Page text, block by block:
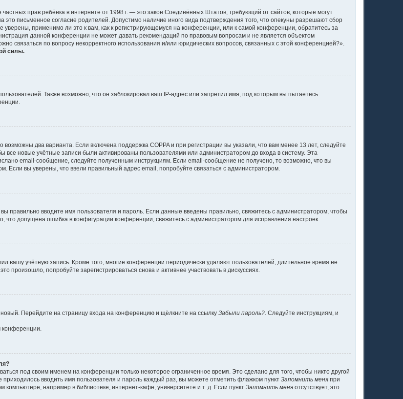
прав ребёнка в интернете от 1998 г. — это закон Соединённых Штатов, требующий от сайтов, которые могут
письменное согласие родителей. Допустимо наличие иного вида подтверждения того, что опекуны разрешают сбор
применимо ли это к вам, как к регистрирующемуся на конференции, или к самой конференции, обратитесь за
данной конференции не может давать рекомендаций по правовым вопросам и не является объектом
связаться по вопросу некорректного использования и/или юридических вопросов, связанных с этой конференцией?».
силы.
Также возможно, что он заблокировал ваш IP-адрес или запретил имя, под которым вы пытаетесь
два варианта. Если включена поддержка COPPA и при регистрации вы указали, что вам менее 13 лет, следуйте
новые учётные записи были активированы пользователями или администратором до входа в систему. Эта
email-сообщение, следуйте полученным инструкциям. Если email-сообщение не получено, то возможно, что вы
Если вы уверены, что ввели правильный адрес email, попробуйте связаться с администратором.
правильно вводите имя пользователя и пароль. Если данные введены правильно, свяжитесь с администратором, чтобы
что допущена ошибка в конфигурации конференции, свяжитесь с администратором для исправления настроек.
вашу учётную запись. Кроме того, многие конференции периодически удаляют пользователей, длительное время не
попробуйте зарегистрироваться снова и активнее участвовать в дискуссиях.
Перейдите на страницу входа на конференцию и щёлкните на ссылку Забыли пароль? . Следуйте инструкциям, и
конференции.
под своим именем на конференции только некоторое ограниченное время. Это сделано для того, чтобы никто другой
вводить имя пользователя и пароль каждый раз, вы можете отметить флажком пункт Запомнить меня при
например в библиотеке, интернет-кафе, университете и т. д. Если пункт Запомнить меня отсутствует, это